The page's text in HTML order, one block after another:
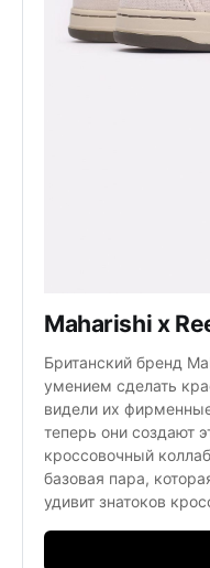
Maharishi x
Британский бренд
умением сделать
видели их
теперь они создают
кроссовочный
базовая пара,
удивит знатоков